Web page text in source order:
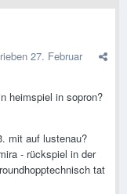
27. Februar
heimspiel in sopron?
mit auf lustenau?
- rückspiel in der
tat